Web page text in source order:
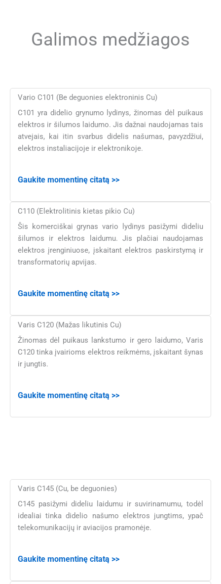
Galimos medžiagos
Vario C101 (Be deguonies elektroninis Cu)
C101 yra didelio grynumo lydinys, žinomas dėl puikaus
elektros ir šilumos laidumo. Jis dažnai naudojamas tais
atvejais, kai itin svarbus didelis našumas, pavyzdžiui,
elektros instaliacijoje ir elektronikoje.
Gaukite momentinę citatą >>
C110 (Elektrolitinis kietas pikio Cu)
Šis komerciškai grynas vario lydinys pasižymi dideliu
šilumos ir elektros laidumu. Jis plačiai naudojamas
elektros įrenginiuose, įskaitant elektros paskirstymą ir
transformatorių apvijas.
Gaukite momentinę citatą >>
Varis C120 (Mažas likutinis Cu)
Žinomas dėl puikaus lankstumo ir gero laidumo, Varis
C120 tinka įvairioms elektros reikmėms, įskaitant šynas
ir jungtis.
Gaukite momentinę citatą >>
Varis C145 (Cu, be deguonies)
C145 pasižymi dideliu laidumu ir suvirinamumu, todėl
idealiai tinka didelio našumo elektros jungtims, ypač
telekomunikacijų ir aviacijos pramonėje.
Gaukite momentinę citatą >>